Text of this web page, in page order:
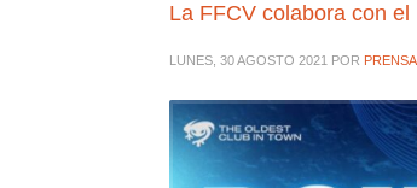
La FFCV colabora con
LUNES, 30 AGOSTO 2021 POR